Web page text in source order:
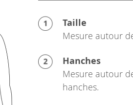
Taille
Mesure autour
Hanches
Mesure autour
hanches.